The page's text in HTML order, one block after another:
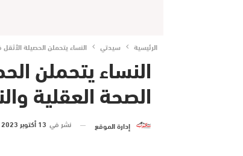
الرئيسية سيدتي النساء يتحملن الحصيلة
النساء يتحملن
الصحة العقلية
إدارة الموقع نشر في 13 أكتوبر 2023 الساعة 16 و 52 دقيقة